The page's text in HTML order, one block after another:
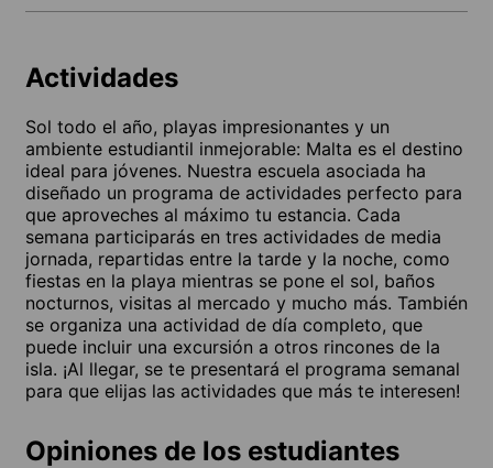
Actividades
Sol todo el año, playas impresionantes y un
ambiente estudiantil inmejorable: Malta es el destino
ideal para jóvenes. Nuestra escuela asociada ha
diseñado un programa de actividades perfecto para
que aproveches al máximo tu estancia. Cada
semana participarás en tres actividades de media
jornada, repartidas entre la tarde y la noche, como
fiestas en la playa mientras se pone el sol, baños
nocturnos, visitas al mercado y mucho más. También
se organiza una actividad de día completo, que
puede incluir una excursión a otros rincones de la
isla. ¡Al llegar, se te presentará el programa semanal
para que elijas las actividades que más te interesen!
Opiniones de los estudiantes